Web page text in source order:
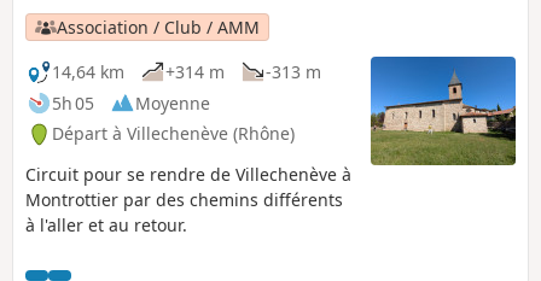
Association / Club / AMM
14,64 km
+314 m
-313 m
5h 05
Moyenne
Départ à Villechenève (Rhône)
Circuit pour se rendre de Villechenève à
Montrottier par des chemins différents
à l'aller et au retour.